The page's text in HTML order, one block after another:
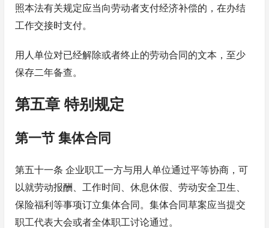
照本法有关规定应当向劳动者支付经济补偿的，在办结
工作交接时支付。
用人单位对已经解除或者终止的劳动合同的文本，至少
保存二年备查。
第五章 特别规定
第一节 集体合同
第五十一条 企业职工一方与用人单位通过平等协商，可
以就劳动报酬、工作时间、休息休假、劳动安全卫生、
保险福利等事项订立集体合同。集体合同草案应当提交
职工代表大会或者全体职工讨论通过。